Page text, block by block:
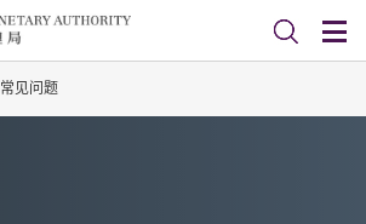
常见问题